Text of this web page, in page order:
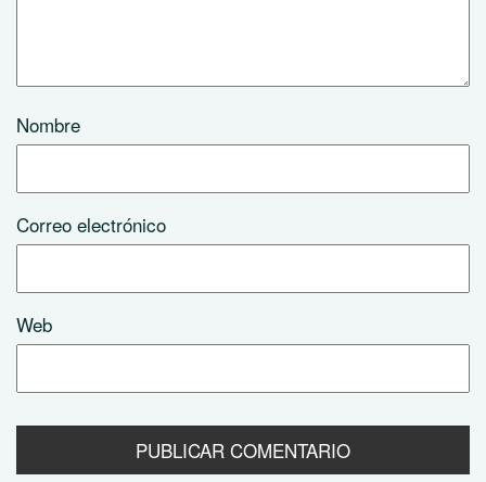
Nombre
Correo electrónico
Web